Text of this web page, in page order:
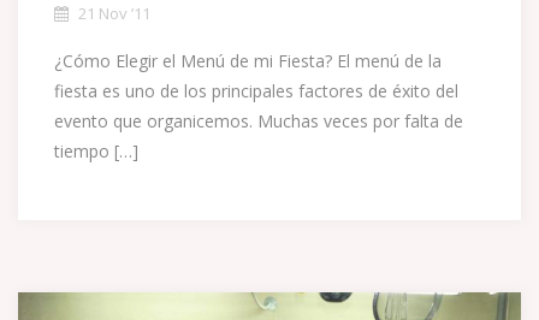
21 Nov ’11
¿Cómo Elegir el Menú de mi Fiesta? El menú de la
fiesta es uno de los principales factores de éxito del
evento que organicemos. Muchas veces por falta de
tiempo […]